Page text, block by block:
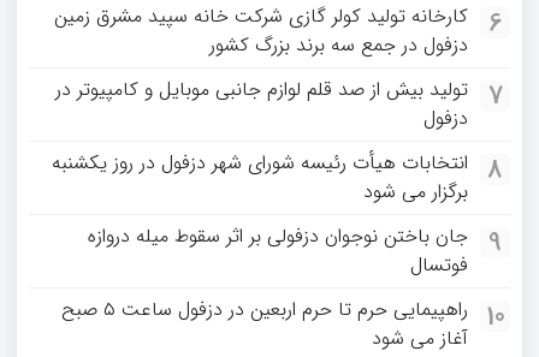
6
کارخانه تولید کولر گازی شرکت خانه سپید مشرق زمین
دزفول در جمع سه برند بزرگ کشور
7
تولید بیش از صد قلم لوازم جانبی موبایل و کامپیوتر در
دزفول
8
انتخابات هیأت رئیسه شورای شهر دزفول در روز یکشنبه
برگزار می شود
9
جان باختن نوجوان دزفولی بر اثر سقوط میله دروازه
فوتسال
10
راهپیمایی حرم تا حرم اربعین در دزفول ساعت ۵ صبح
آغاز می شود